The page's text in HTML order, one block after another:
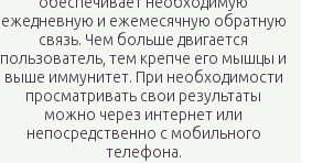
ежедневную и ежемесячную обратную
связь. Чем больше двигается
пользователь, тем крепче его мышцы и
выше иммунитет. При необходимости
просматривать свои результаты
можно через интернет или
непосредственно с мобильного
телефона.